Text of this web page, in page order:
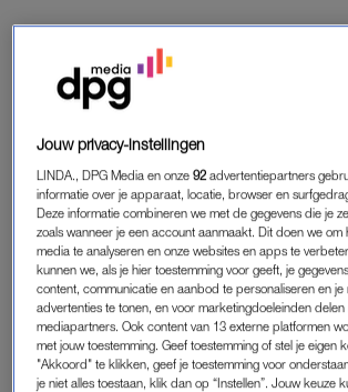
TINA DE BRUIN EN VINCENT
Tina de Bruin en Vincent Croiset kenden
Toneelschool, maar daar sloeg de vonk niet
Koningsdag was er wel een klik, maar daar
Gelukkig wordt er tóch wat in gang gezet als
hij “opveert” als Tina een ruimte binnenkomt
Hij zet dan ook de eerste stap voor een date.
“Ik heb echt zelden zo mijn best gedaan als
haar de dag van de date toevallig tegenkomt
op zijn fiets vol op de rem en vraagt of ze
eten. “Nee, toch maar niet”, antwoordde
Jouw privacy-instellingen
LINDA., DPG Media en onze92 advertentiepartners
informatie over je apparaat, locatie, browser en
Deze informatie combineren we met de gegevens die je
zoals wanneer je een account aanmaakt. Dit doen we om
media te analyseren en onze websites en apps te
kunnen we, als je hier toestemming voor geeft, je
content, communicatie en aanbod te personaliseren en je
advertenties te tonen, en voor marketingdoeleinden delen
mediapartners. Ook content van 13 externe platformen
met jouw toestemming. Geef toestemming of stel je eigen
"Akkoord" te klikken, geef je toestemming voor
je niet alles toestaan, klik dan op “Instellen”. Jouw keuze